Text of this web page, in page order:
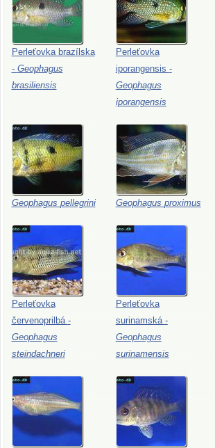
Perleťovka brazílska
- Geophagus
brasiliensis
Perleťovka
iporangensis -
Geophagus
iporangensis
Geophagus pellegrini Geophagus proximus
Perleťovka
červenoprilbá -
Geophagus
steindachneri
Perleťovka
surinamská -
Geophagus
surinamensis